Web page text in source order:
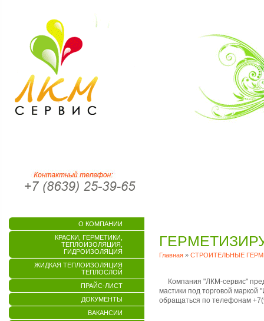
О КОМПАНИИ
КРАСКИ, ГЕРМЕТИКИ,
ТЕПЛОИЗОЛЯЦИЯ,
ГИДРОИЗОЛЯЦИЯ
ЖИДКАЯ ТЕПЛОИЗОЛЯЦИЯ
ТЕПЛОСЛОЙ
ПРАЙС-ЛИСТ
ДОКУМЕНТЫ
ВАКАНСИИ
Главная » СТРОИТЕЛЬНЫЕ
Компания "ЛКМ-сервис"
мастики под торговой
обращаться по телефонам